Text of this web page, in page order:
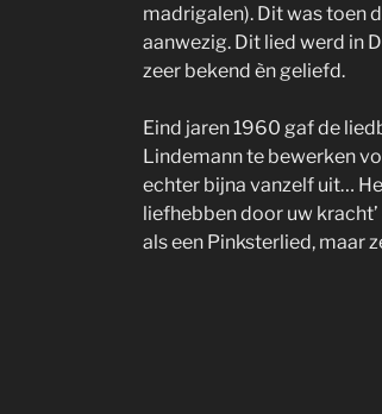
madrigalen). Dit was toen
aanwezig. Dit lied werd in
zeer bekend èn geliefd.
Eind jaren 1960 gaf de
Lindemann te bewerken
echter bijna vanzelf uit…
liefhebben door uw
als een Pinksterlied, maar